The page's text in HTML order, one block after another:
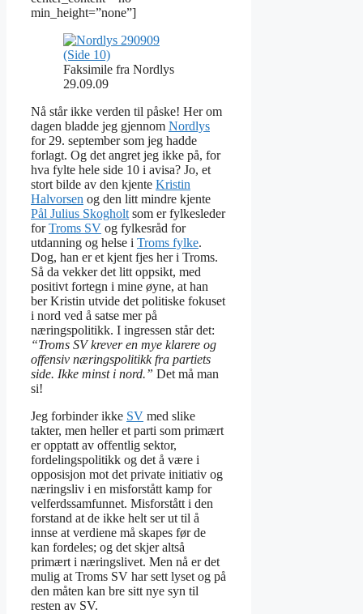
min_height=”none”]
Faksimile fra Nordlys
29.09.09
Nå står ikke verden til påske! Her om
dagen bladde jeg gjennom Nordlys
for 29. september som jeg hadde
forlagt. Og det angret jeg ikke på, for
hva fylte hele side 10 i avisa? Jo, et
stort bilde av den kjente Kristin
Halvorsen og den litt mindre kjente
Pål Julius Skogholt som er fylkesleder
forTroms SV og fylkesråd for
utdanning og helse i Troms fylke.
Dog, han er et kjent fjes her i Troms.
Så da vekker det litt oppsikt, med
positivt fortegn i mine øyne, at han
ber Kristin utvide det politiske fokuset
i nord ved å satse mer på
næringspolitikk. I ingressen står det:
“Troms SV krever en mye klarere og
offensiv næringspolitikk fra partiets
side. Ikke minst i nord.” Det må man
si!
Jeg forbinder ikke SV med slike
takter, men heller et parti som primært
er opptatt av offentlig sektor,
fordelingspolitikk og det å være i
opposisjon mot det private initiativ og
næringsliv i en misforstått kamp for
velferdssamfunnet. Misforstått i den
forstand at de ikke helt ser ut til å
innse at verdiene må skapes før de
kan fordeles; og det skjer altså
primært i næringslivet. Men nå er det
mulig at Troms SV har sett lyset og på
den måten kan bre sitt nye syn til
resten av SV.